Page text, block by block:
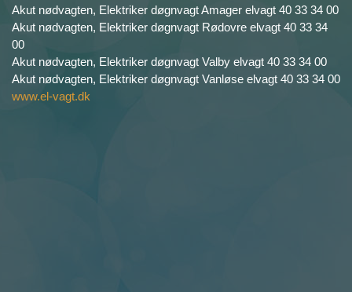
Akut nødvagten, Elektriker døgnvagt Amager elvagt 40 33 34 00
Akut nødvagten, Elektriker døgnvagt Rødovre elvagt 40 33 34
00
Akut nødvagten, Elektriker døgnvagt Valby elvagt 40 33 34 00
Akut nødvagten, Elektriker døgnvagt Vanløse elvagt 40 33 34 00
www.el-vagt.dk